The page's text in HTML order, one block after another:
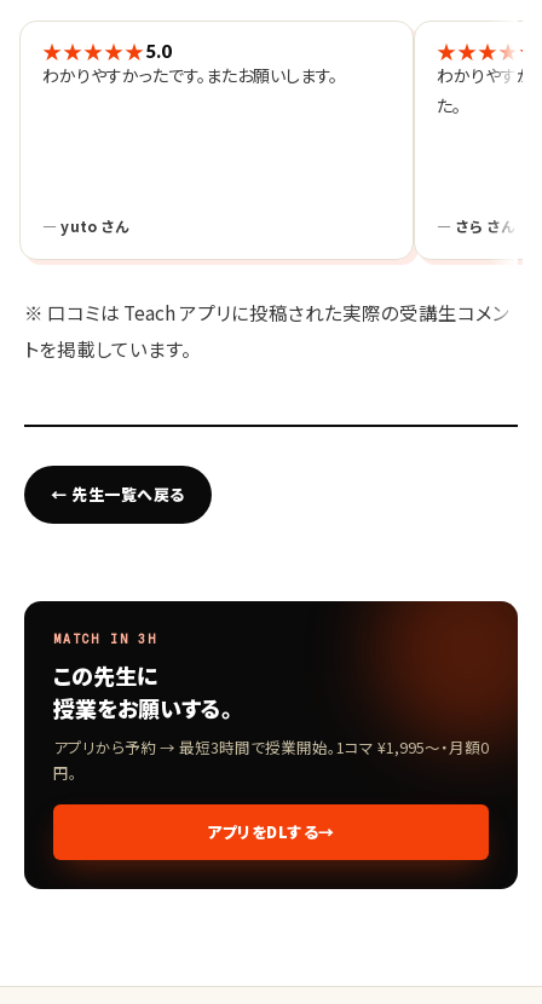
★★★★★5.0
わかりやすかったです。またお願いします。
— yuto さん
★★★★★
わかりやすか
た。
— さら さん
※ 口コミは Teach アプリに投稿された実際の受講生コメン
トを掲載しています。
← 先生一覧へ戻る
MATCH IN 3H
この先生に
授業をお願いする。
アプリから予約 → 最短3時間で授業開始。1コマ ¥1,995〜・月額0
円。
アプリをDLする→